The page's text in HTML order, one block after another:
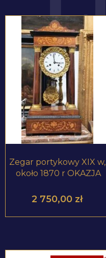
ZOBACZ PRODUKT
Zegar portykowy XIX w,
około 1870 r OKAZJA
2 750,00 zł